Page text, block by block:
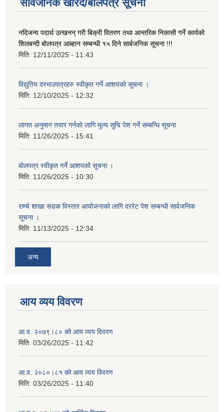
सार्वजनिक खरिद/बोलपत्र सूचना
नदिजन्य पदार्थ उत्खनन् गरी बिक्री वितरण तथा आन्तरिक निकासी गर्ने कार्यको
शिलबन्दी बोलपत्र आब्हान सम्बन्धी १५ दिने सार्बजनिक सूचना !!!
मिति: 12/11/2025 - 11:43
विद्युतिय दरभाउपत्रहरु स्वीकृत गर्ने आशयको सूचना ।
मिति: 12/10/2025 - 12:32
लागत अनुमान तयार गर्नकाे लागि मूल्य सुचि पेश गर्ने सम्बन्धि सूचना
मिति: 11/26/2025 - 15:41
बोलपत्र स्वीकृत गर्ने आशयको सूचना ।
मिति: 11/26/2025 - 10:30
राम्चे शाखा सडक विस्तार आयोजनाको लागि दररेट पेश सम्बन्धी सार्वजनिक
सूचना ।
मिति: 11/13/2025 - 12:34
अन्य
आय व्यय विवरण
आ.व. २०७९।८० को आय व्यय विवरण
मिति: 03/26/2025 - 11:42
आ.व. २०८०।८१ को आय व्यय विवरण
मिति: 03/26/2025 - 11:40